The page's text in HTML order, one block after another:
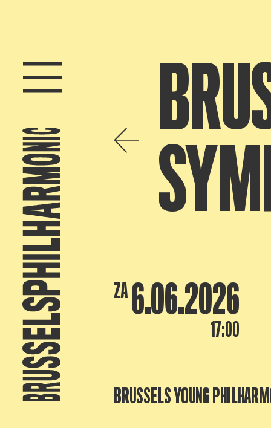
ZA6.06.2026
17:00
BRUSSELS YOUNG